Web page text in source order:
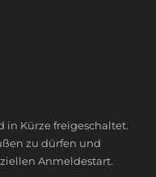
in Kürze freigeschaltet.
zu dürfen und
Anmeldestart.